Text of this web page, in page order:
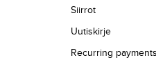
Siirrot
Uutiskirje
Recurring payments